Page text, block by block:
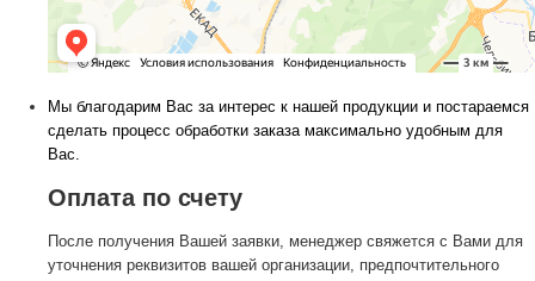
Мы благодарим Вас за интерес к нашей продукции и постараемся
сделать процесс обработки заказа максимально удобным для
Вас.
Оплата по счету
После получения Вашей заявки, менеджер свяжется с Вами для
уточнения реквизитов вашей организации, предпочтительного